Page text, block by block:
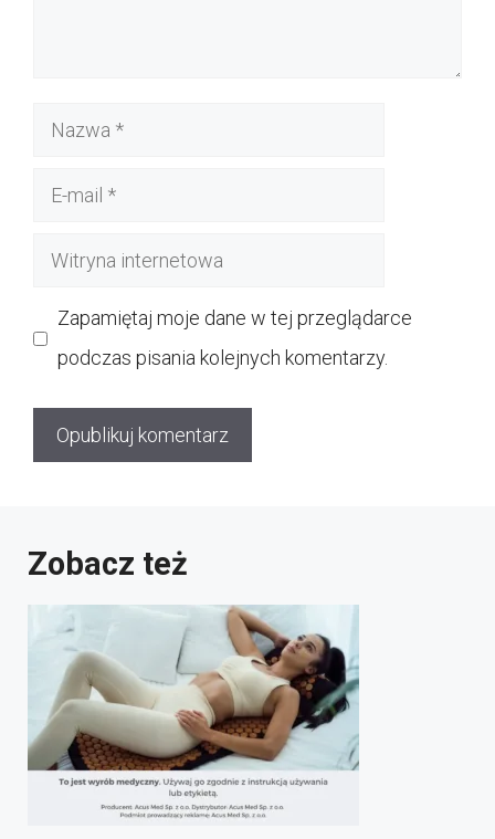
Nazwa
Witryna
Zapamiętaj moje dane w tej przeglądarce
podczas pisania kolejnych komentarzy.
Zobacz też